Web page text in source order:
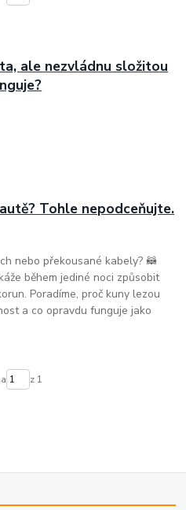
ale nezvládnu složitou
Tohle nepodceňujte.
nebo překousané kabely? 🦝
během jediné noci způsobit
Poradíme, proč kuny lezou
a co opravdu funguje jako
z 1